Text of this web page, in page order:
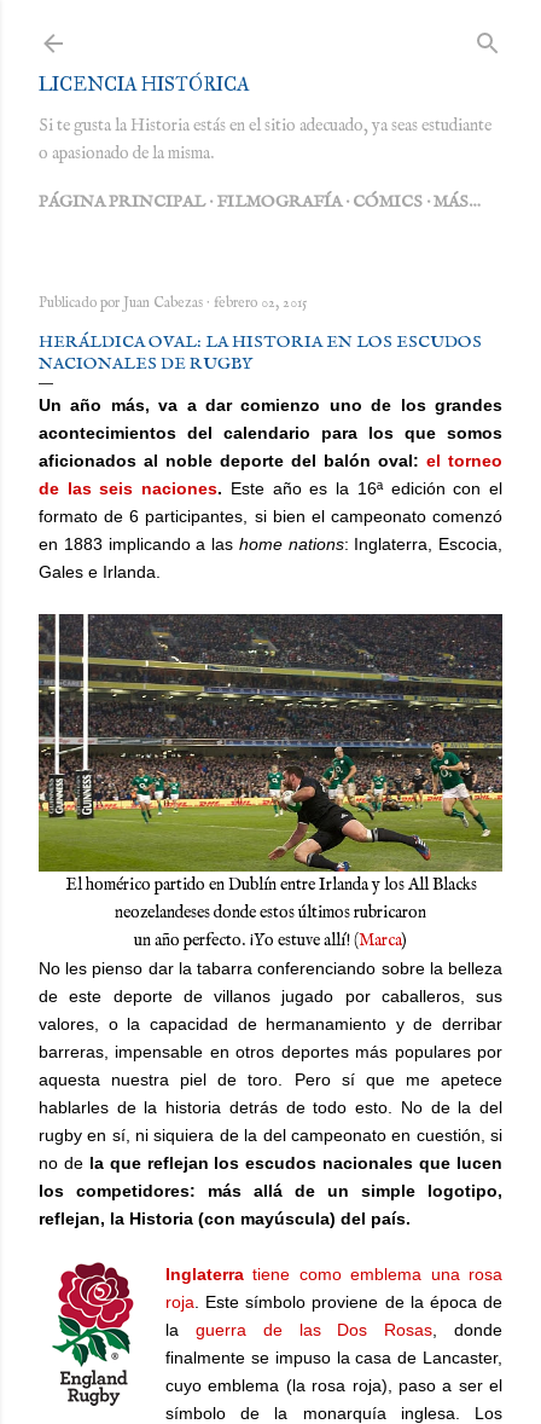
LICENCIA HISTÓRICA
Si te gusta la Historia estás en el sitio adecuado, ya seas estudiante
o apasionado de la misma.
PÁGINA PRINCIPAL FILMOGRAFÍA CÓMICS MÁS…
Publicado por Juan Cabezas febrero 02, 2015
HERÁLDICA OVAL: LA HISTORIA EN LOS ESCUDOS
NACIONALES DE RUGBY
Un año más, va a dar comienzo uno de los grandes
acontecimientos del calendario para los que somos
aficionados al noble deporte del balón oval: el torneo
de las seis naciones. Este año es la 16ª edición con el
formato de 6 participantes, si bien el campeonato comenzó
en 1883 implicando a las home nations: Inglaterra, Escocia,
Gales e Irlanda.
El homérico partido en Dublín entre Irlanda y los All Blacks
neozelandeses donde estos últimos rubricaron
un año perfecto. ¡Yo estuve allí! (Marca)
No les pienso dar la tabarra conferenciando sobre la belleza
de este deporte de villanos jugado por caballeros, sus
valores, o la capacidad de hermanamiento y de derribar
barreras, impensable en otros deportes más populares por
aquesta nuestra piel de toro. Pero sí que me apetece
hablarles de la historia detrás de todo esto. No de la del
rugby en sí, ni siquiera de la del campeonato en cuestión, si
no de la que reflejan los escudos nacionales que lucen
los competidores: más allá de un simple logotipo,
reflejan, la Historia (con mayúscula) del país.
Inglaterra tiene como emblema una rosa
roja . Este símbolo proviene de la época de
la guerra de las Dos Rosas , donde
finalmente se impuso la casa de Lancaster,
cuyo emblema (la rosa roja), paso a ser el
símbolo de la monarquía inglesa. Los